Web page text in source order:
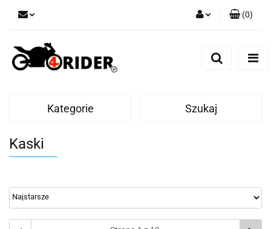
(0)
Kategorie Szukaj
Kaski